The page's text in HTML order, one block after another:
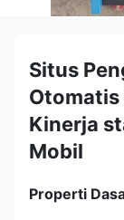
Situs
Otomatis
Kinerja
Mobil
Properti